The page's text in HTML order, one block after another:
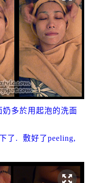
多於用起泡的洗面
了. 敷好了peeling,